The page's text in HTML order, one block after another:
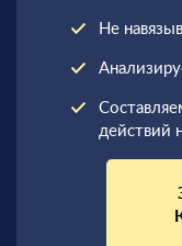
Не
действий